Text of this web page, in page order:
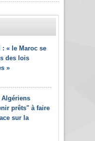
: « le Maroc se
des lois
»
Algériens
prêts" à faire
sur la